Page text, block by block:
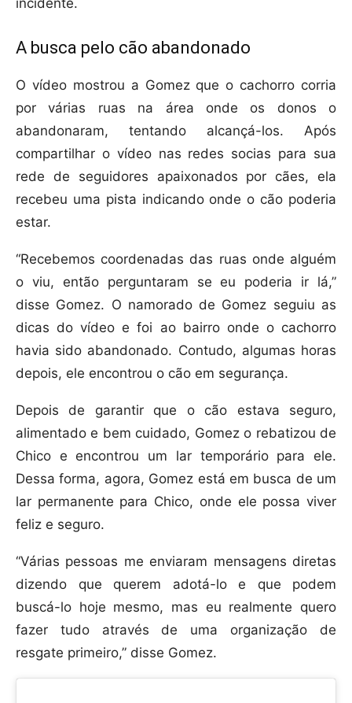
incidente.
A busca pelo cão abandonado
O vídeo mostrou a Gomez que o cachorro corria
por várias ruas na área onde os donos o
abandonaram, tentando alcançá-los. Após
compartilhar o vídeo nas redes socias para sua
rede de seguidores apaixonados por cães, ela
recebeu uma pista indicando onde o cão poderia
estar.
“Recebemos coordenadas das ruas onde alguém
o viu, então perguntaram se eu poderia ir lá,”
disse Gomez. O namorado de Gomez seguiu as
dicas do vídeo e foi ao bairro onde o cachorro
havia sido abandonado. Contudo, algumas horas
depois, ele encontrou o cão em segurança.
Depois de garantir que o cão estava seguro,
alimentado e bem cuidado, Gomez o rebatizou de
Chico e encontrou um lar temporário para ele.
Dessa forma, agora, Gomez está em busca de um
lar permanente para Chico, onde ele possa viver
feliz e seguro.
“Várias pessoas me enviaram mensagens diretas
dizendo que querem adotá-lo e que podem
buscá-lo hoje mesmo, mas eu realmente quero
fazer tudo através de uma organização de
resgate primeiro,” disse Gomez.